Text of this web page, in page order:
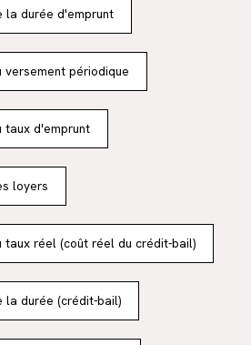
la durée d'emprunt
versement périodique
taux d'emprunt
loyers
taux réel (coût réel du crédit-bail)
la durée (crédit-bail)